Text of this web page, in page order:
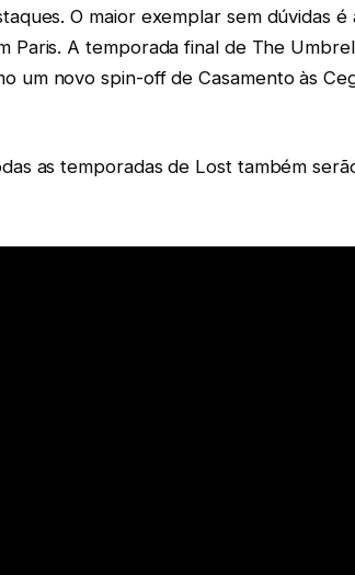
O maior exemplar sem dúvidas é
Paris. A temporada final de The
um novo spin-off de Casamento às
as temporadas de Lost também